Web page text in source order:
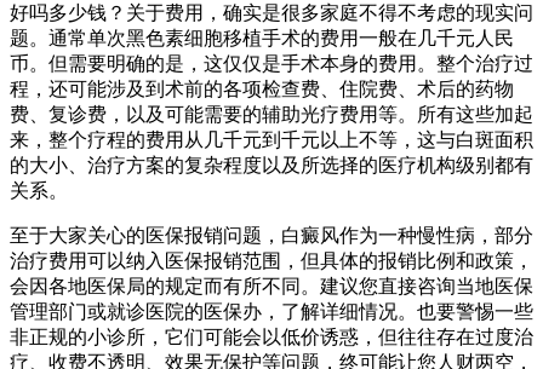
好吗多少钱？关于费用，确实是很多家庭不得不考虑的现实问
题。通常单次黑色素细胞移植手术的费用一般在几千元人民
币。但需要明确的是，这仅仅是手术本身的费用。整个治疗过
程，还可能涉及到术前的各项检查费、住院费、术后的药物
费、复诊费，以及可能需要的辅助光疗费用等。所有这些加起
来，整个疗程的费用从几千元到千元以上不等，这与白斑面积
的大小、治疗方案的复杂程度以及所选择的医疗机构级别都有
关系。
至于大家关心的医保报销问题，白癜风作为一种慢性病，部分
治疗费用可以纳入医保报销范围，但具体的报销比例和政策，
会因各地医保局的规定而有所不同。建议您直接咨询当地医保
管理部门或就诊医院的医保办，了解详细情况。也要警惕一些
非正规的小诊所，它们可能会以低价诱惑，但往往存在过度治
疗、收费不透明、效果无保护等问题，终可能让您人财两空，